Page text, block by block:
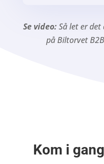
Se video:Så let er
på Biltorvet
Kom i